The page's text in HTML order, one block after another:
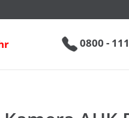
0800 -
Mercedes-Benz C200 T Avantgarde LED Navi ACC Kamera AHK DAB